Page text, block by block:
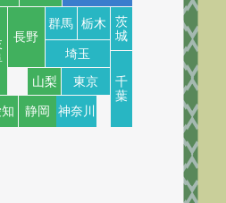
茨
城
栃木
群馬
埼玉
千
葉
東京
神奈川
山梨
長野
静岡